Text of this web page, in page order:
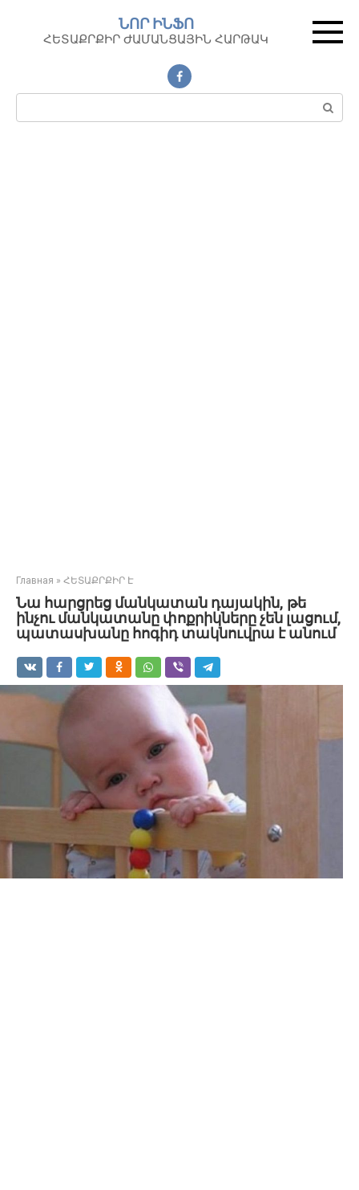
контенту
ՆՈՐ ԻՆՖՈ
ՀԵՏԱՔՐՔԻՐ ԺԱՄԱՆՑԱՅԻՆ ՀԱՐԹԱԿ
Поиск:
Главная » ՀԵՏԱՔՐՔԻՐ Է
Նա հարցրեց մանկատան դայակին, թե
ինչու մանկատանը փոքրիկները չեն լացում,
պատասխանը հոգիդ տակնուվրա է անում